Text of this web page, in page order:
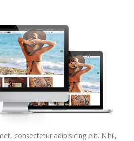
consectetur adipisicing elit. Nihil,